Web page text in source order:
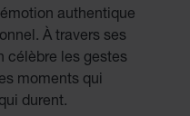
authentique
À travers ses
célèbre les gestes
moments qui
durent.